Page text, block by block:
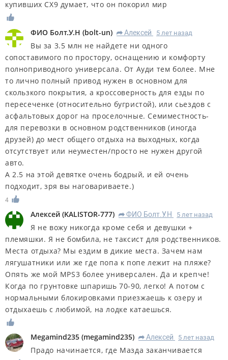
купивших CX9 думает, что он покорил мир
ФИО Болт.У.Н (bolt-un) R Алексей 5 лет назад
Вы за 3.5 млн не найдете ни одного
сопоставимого по простору, оснащению и комфорту
полноприводного универсала. От Ауди тем более. Мне
то лично полный привод нужен в основном для
скользкого покрытия, а кроссоверность для езды по
пересеченке (относительно бугристой), или сьездов с
асфальтовых дорог на проселочные. Семиместность-
для перевозки в основном родственников (иногда
друзей) до мест общего отдыха на выходных, когда
отсутствует или неуместен/просто не нужен другой
авто.
А 2.5 на этой девятке очень бодрый, и ей очень
подходит, зря вы наговариваете.)
4
Алексей (KALISTOR-777) R ФИО Болт.У.Н 5 лет назад
Я не вожу никогда кроме себя и девушки +
племяшки. Я не бомбила, не таксист для родственников.
Места отдыха? Мы ездим в дикие места. Зачем нам
лягушатники или же где попа к попе лежит на пляже?
Опять же мой MPS3 более универсален. Да и крепче!
Когда по грунтовке шпаришь 70-90, легко! А потом с
нормальными блокировками приезжаешь к озеру и
отдыхаешь с любимой, на лодке катаешься.
Megamind235 (megamind235) R Алексей 5 лет назад
Прадо начинается, где Мазда заканчивается